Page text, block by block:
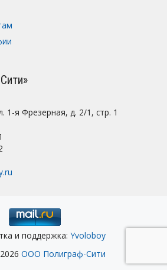
1-я Фрезерная, д. 2/1, стр. 1
и поддержка: Yvoloboy
ООО Полиграф-Сити